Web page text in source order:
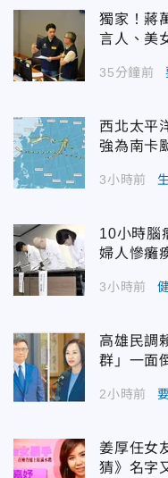
獨家！蔣
言人、美
35分鐘前
西北太平
強為南卡
3小時前
10小時腦
婦人慘癱
3小時前
高雄民調
群」一面
2小時前
姜厚任女
猜》名字